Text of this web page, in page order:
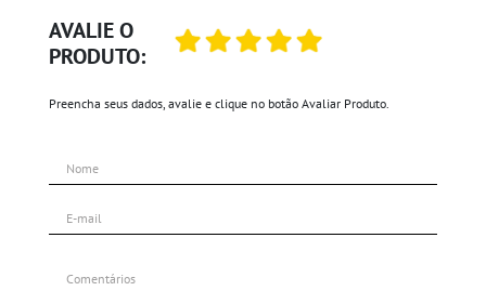
AVALIE O
PRODUTO:
Preencha seus dados, avalie e clique no botão Avaliar Produto.